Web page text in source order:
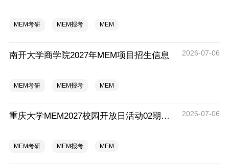
MEM考研 MEM报考 MEM
南开大学商学院2027年MEM项目招生信息 2026-07-06
MEM考研 MEM报考 MEM
重庆大学MEM2027校园开放日活动02期（深圳） 2026-07-06
MEM考研 MEM报考 MEM